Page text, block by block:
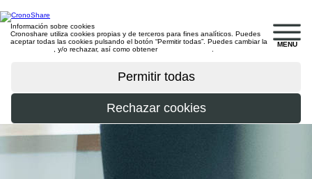
MENU
Información sobre cookies
Cronoshare utiliza cookies propias y de terceros para fines analíticos. Puedes
aceptar todas las cookies pulsando el botón “Permitir todas”. Puedes cambiar la
, y/o rechazar, así como obtener